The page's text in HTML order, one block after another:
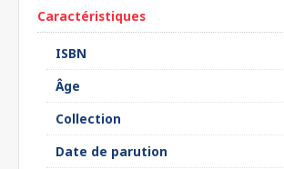
Caractéristiques
ISBN
Âge
Collection
Date de parution